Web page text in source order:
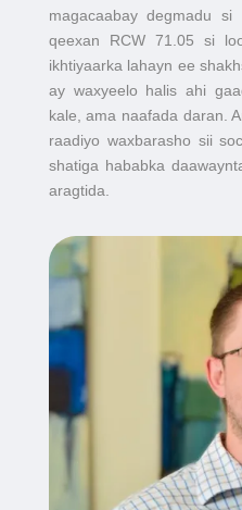
magacaabay degmadu
qeexan RCW 71.05 si
ikhtiyaarka lahayn ee
ay waxyeelo halis ahi
kale, ama naafada daran.
raadiyo waxbarasho sii
shatiga hababka
aragtida.